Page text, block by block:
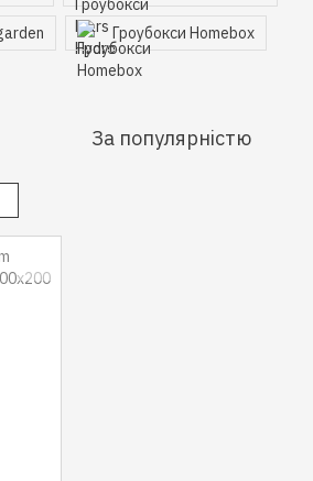
Гроубокси Homebox
За популярністю